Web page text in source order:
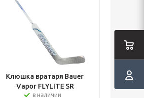
Клюшка вратаря Bauer
Vapor FLYLITE SR
в наличии